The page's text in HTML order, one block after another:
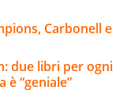
Carbonell e
due libri per ogni
è “geniale”